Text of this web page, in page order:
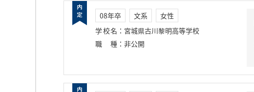
08年卒 文系
女性
学校名 ： 宮城県古川黎明高等学校
職種 ： 非公開